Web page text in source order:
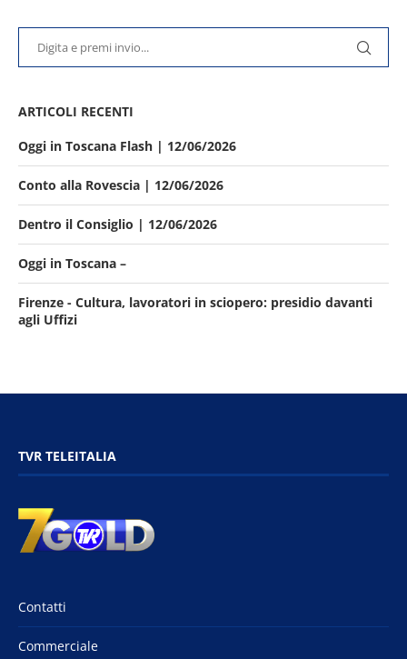
ARTICOLI RECENTI
Oggi in Toscana Flash | 12/06/2026
Conto alla Rovescia | 12/06/2026
Dentro il Consiglio | 12/06/2026
Oggi in Toscana –
Firenze - Cultura, lavoratori in sciopero: presidio davanti
agli Uffizi
TVR TELEITALIA
Contatti
Commerciale